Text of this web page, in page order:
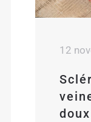
12